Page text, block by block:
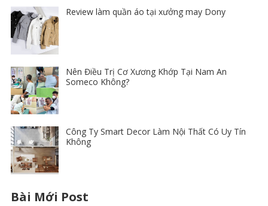
Review làm quần áo tại xưởng may Dony
Nên Điều Trị Cơ Xương Khớp Tại Nam An
Someco Không?
Công Ty Smart Decor Làm Nội Thất Có Uy Tín
Không
Bài Mới Post